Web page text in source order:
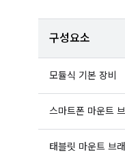
구성요소
모듈식 기본 장비
스마트폰 마운트
태블릿 마운트 브